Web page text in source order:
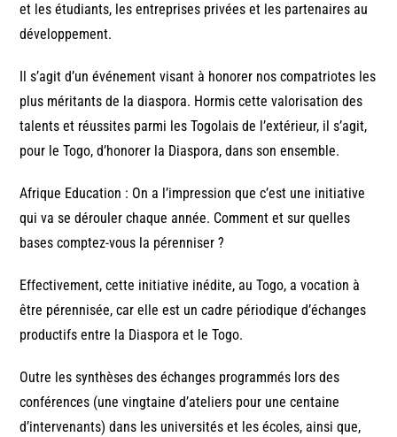
et les étudiants, les entreprises privées et les partenaires au
développement.
Il s’agit d’un événement visant à honorer nos compatriotes les
plus méritants de la diaspora. Hormis cette valorisation des
talents et réussites parmi les Togolais de l’extérieur, il s’agit,
pour le Togo, d’honorer la Diaspora, dans son ensemble.
Afrique Education : On a l’impression que c’est une initiative
qui va se dérouler chaque année. Comment et sur quelles
bases comptez-vous la pérenniser ?
Effectivement, cette initiative inédite, au Togo, a vocation à
être pérennisée, car elle est un cadre périodique d’échanges
productifs entre la Diaspora et le Togo.
Outre les synthèses des échanges programmés lors des
conférences (une vingtaine d’ateliers pour une centaine
d’intervenants) dans les universités et les écoles, ainsi que,